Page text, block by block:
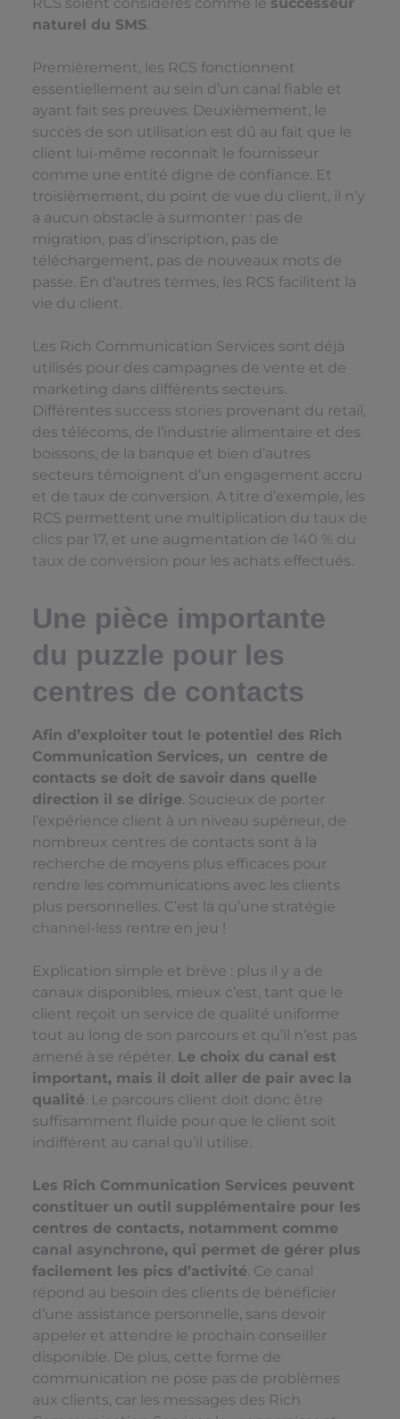
RCS soient considérés comme le successeur
naturel du SMS.
Premièrement, les RCS fonctionnent
essentiellement au sein d’un canal fiable et
ayant fait ses preuves. Deuxièmement, le
succès de son utilisation est dû au fait que le
client lui-même reconnaît le fournisseur
comme une entité digne de confiance. Et
troisièmement, du point de vue du client, il n’y
a aucun obstacle à surmonter : pas de
migration, pas d’inscription, pas de
téléchargement, pas de nouveaux mots de
passe. En d’autres termes, les RCS facilitent la
vie du client.
Les Rich Communication Services sont déjà
utilisés pour des campagnes de vente et de
marketing dans différents secteurs.
Différentes success stories provenant du retail,
des télécoms, de l’industrie alimentaire et des
boissons, de la banque et bien d’autres
secteurs témoignent d’un engagement accru
et de taux de conversion. A titre d’exemple, les
RCS permettent une multiplication du taux de
clics par 17, et une augmentation de 140 % du
taux de conversion pour les achats effectués.
Une pièce importante
du puzzle pour les
centres de contacts
Afin d’exploiter tout le potentiel des Rich
Communication Services, un centre de
contacts se doit de savoir dans quelle
direction il se dirige. Soucieux de porter
l’expérience client à un niveau supérieur, de
nombreux centres de contacts sont à la
recherche de moyens plus efficaces pour
rendre les communications avec les clients
plus personnelles. C’est là qu’une stratégie
channel-less rentre en jeu !
Explication simple et brève : plus il y a de
canaux disponibles, mieux c’est, tant que le
client reçoit un service de qualité uniforme
tout au long de son parcours et qu’il n’est pas
amené à se répéter. Le choix du canal est
important, mais il doit aller de pair avec la
qualité. Le parcours client doit donc être
suffisamment fluide pour que le client soit
indifférent au canal qu’il utilise.
Les Rich Communication Services peuvent
constituer un outil supplémentaire pour les
centres de contacts, notamment comme
canal asynchrone, qui permet de gérer plus
facilement les pics d’activité. Ce canal
répond au besoin des clients de bénéficier
d’une assistance personnelle, sans devoir
appeler et attendre le prochain conseiller
disponible. De plus, cette forme de
communication ne pose pas de problèmes
aux clients, car les messages des Rich